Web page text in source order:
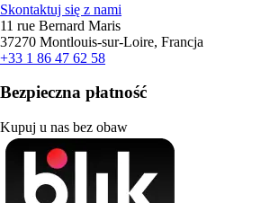
Skontaktuj się z nami
11 rue Bernard Maris
37270 Montlouis-sur-Loire, Francja
+33 1 86 47 62 58
Bezpieczna płatność
Kupuj u nas bez obaw